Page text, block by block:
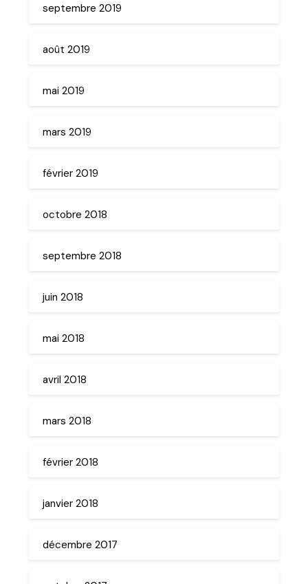
septembre 2019
août 2019
mai 2019
mars 2019
février 2019
octobre 2018
septembre 2018
juin 2018
mai 2018
avril 2018
mars 2018
février 2018
janvier 2018
décembre 2017